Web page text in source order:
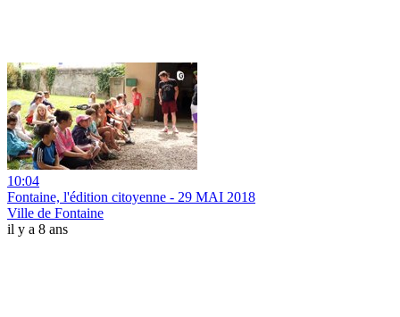
10:04
Fontaine, l'édition citoyenne - 29 MAI 2018
Ville de Fontaine
il y a 8 ans